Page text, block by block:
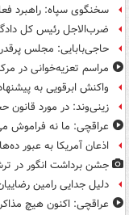
سخنگوی سپاه: راهبرد
ضرب‌الاجل رئیس کل
حاجی‌بابایی: مجلس
مراسم تعزیه‌خوانی در
واکنش ابرقویی به
زینی‌وند: در مورد
عراقچی: ما نه فراموش
اذعان آمریکا به عبور
جشن برداشت انگور در
دلیل جدایی رامین
عراقچی: اکنون هیچ